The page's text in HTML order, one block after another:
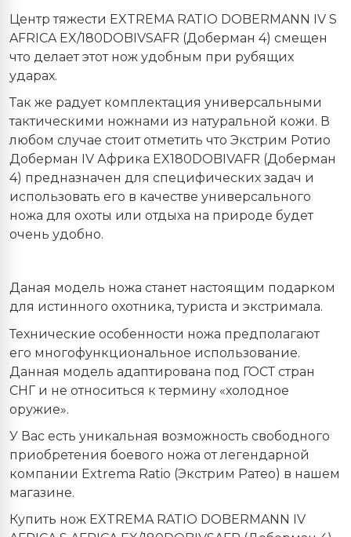
Центр тяжести EXTREMA RATIO DOBERMANN IV S
AFRICA EX/180DOBIVSAFR (Доберман 4) смещен
что делает этот нож удобным при рубящих
ударах.
Так же радует комплектация универсальными
тактическими ножнами из натуральной кожи. В
любом случае стоит отметить что Экстрим Ротио
Доберман IV Африка EX180DOBIVAFR (Доберман
4) предназначен для специфических задач и
использовать его в качестве универсального
ножа для охоты или отдыха на природе будет
очень удобно.
Даная модель ножа станет настоящим подарком
для истинного охотника, туриста и экстримала.
Технические особенности ножа предполагают
его многофункциональное использование.
Данная модель адаптирована под ГОСТ стран
СНГ и не относиться к термину «холодное
оружие».
У Вас есть уникальная возможность свободного
приобретения боевого ножа от легендарной
компании Extrema Ratio (Экстрим Ратео) в нашем
магазине.
Купить нож EXTREMA RATIO DOBERMANN IV